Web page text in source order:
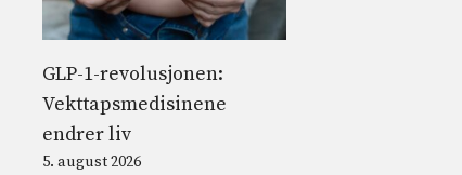
GLP-1-revolusjonen:
Vekttapsmedisinene
endrer liv
5. august 2026